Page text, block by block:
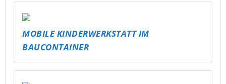
MOBILE KINDERWERKSTATT IM
BAUCONTAINER